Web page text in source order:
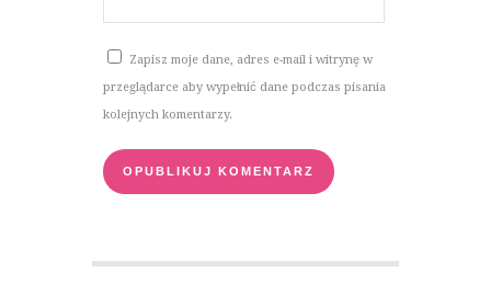
Zapisz moje dane, adres e-mail i witrynę w
przeglądarce aby wypełnić dane podczas pisania
kolejnych komentarzy.